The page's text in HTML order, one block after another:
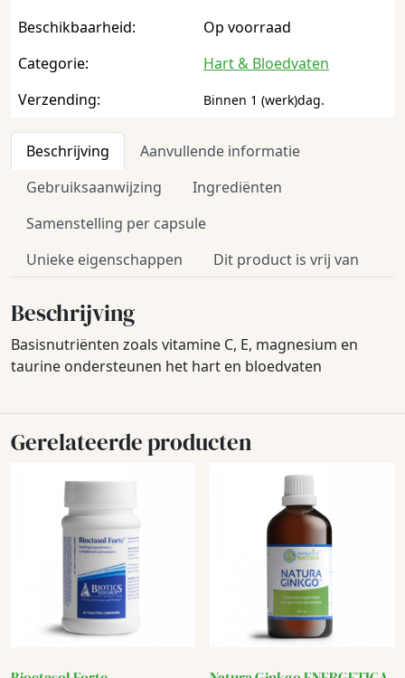
Beschikbaarheid:
Op voorraad
Categorie:
Hart & Bloedvaten
Verzending:
Binnen 1 (werk)dag.
Beschrijving
Aanvullende informatie
Gebruiksaanwijzing
Ingrediënten
Samenstelling per capsule
Unieke eigenschappen
Dit product is vrij van
Beschrijving
Basisnutriënten zoals vitamine C, E, magnesium en
taurine ondersteunen het hart en bloedvaten
Gerelateerde producten